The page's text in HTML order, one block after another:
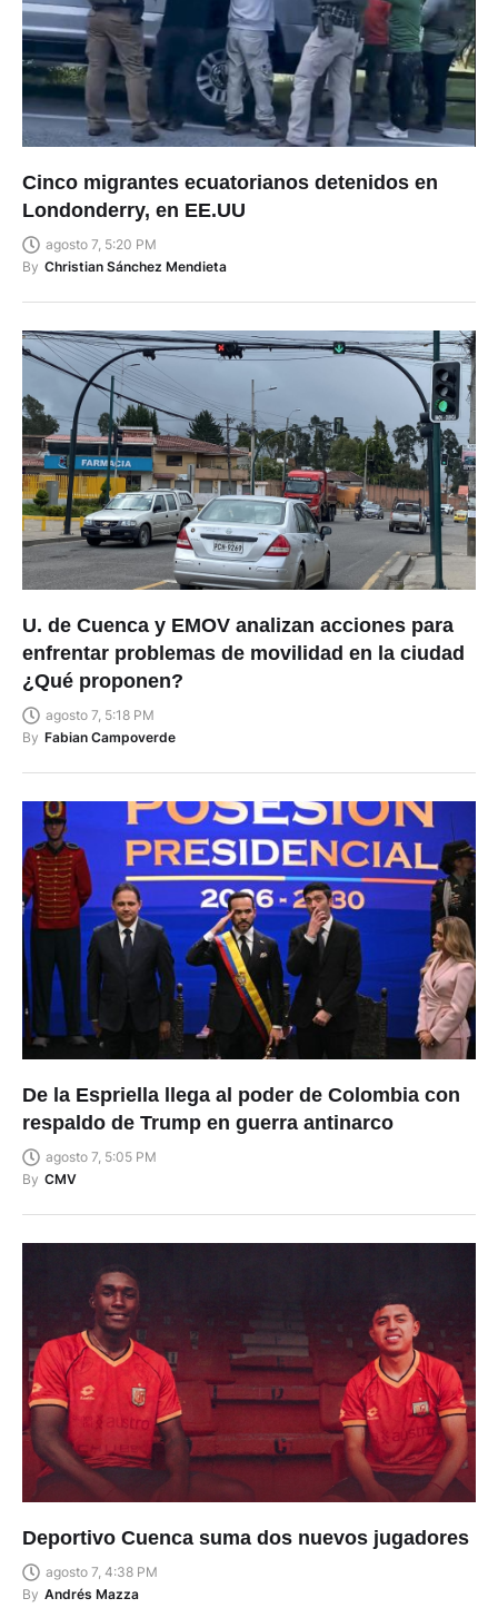
Cinco migrantes ecuatorianos detenidos en
Londonderry, en EE.UU
agosto 7, 5:20 PM
By Christian Sánchez Mendieta
U. de Cuenca y EMOV analizan acciones para
enfrentar problemas de movilidad en la ciudad
¿Qué proponen?
agosto 7, 5:18 PM
By Fabian Campoverde
De la Espriella llega al poder de Colombia con
respaldo de Trump en guerra antinarco
agosto 7, 5:05 PM
By CMV
Deportivo Cuenca suma dos nuevos jugadores
agosto 7, 4:38 PM
By Andrés Mazza